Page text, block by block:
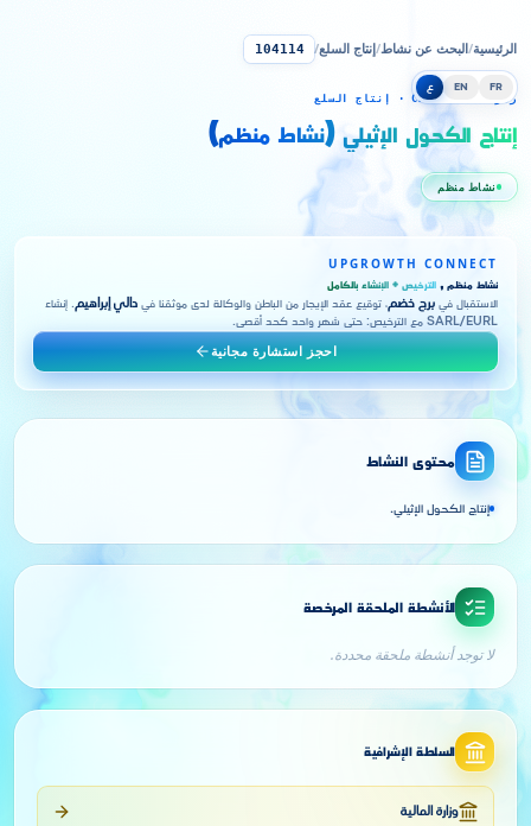
FR
EN ع
الرئيسية/البحث عن نشاط/إنتاج السلع/
104114
رمز CNRC 104114 · إنتاج السلع
إنتاج الكحول الإثيلي (نشاط منظم)
نشاط منظم
UPGROWTH CONNECT
نشاط منظم , الترخيص + الإنشاء بالكامل
الاستقبال في برج خضم، توقيع عقد الإيجار من الباطن والوكالة لدى موثقنا في دالي إبراهيم . إنشاء
SARL/EURL مع الترخيص: حتى شهر واحد كحد أقصى.
احجز استشارة مجانية
محتوى النشاط
إنتاج الكحول الإثيلي.
الأنشطة الملحقة المرخصة
لا توجد أنشطة ملحقة محددة.
السلطة الإشرافية
وزارة المالية